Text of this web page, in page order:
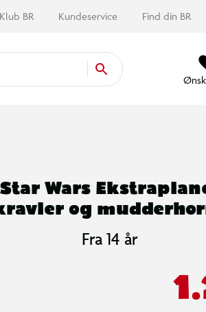
Klub BR Kundeservice Find din BR
Star Wars
og
Fra 14 år